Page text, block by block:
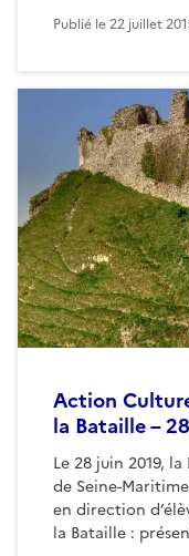
Publié le22 juillet
Action
la Bataille –
Le 28 juin 2019,
de Seine-
en direction
la Bataille :